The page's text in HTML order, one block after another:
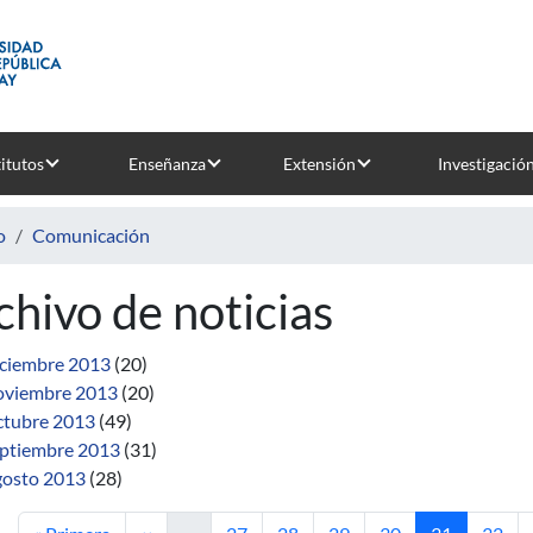
Enseñanza Extensión Investigación
Comunicación
de noticias
2013 (20)
2013 (20)
2013 (49)
2013 (31)
2013 (28)